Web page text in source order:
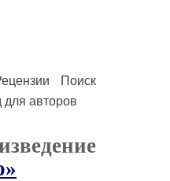
Поиск
для авторов